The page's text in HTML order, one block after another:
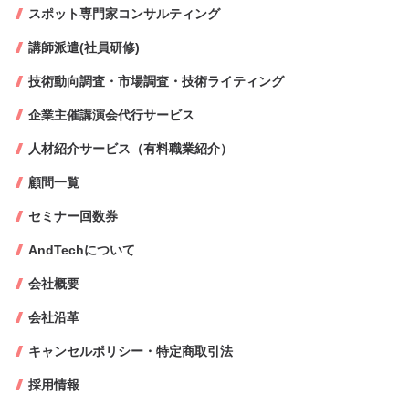
スポット専門家コンサルティング
講師派遣(社員研修)
技術動向調査・市場調査・技術ライティング
企業主催講演会代行サービス
人材紹介サービス（有料職業紹介）
顧問一覧
セミナー回数券
AndTechについて
会社概要
会社沿革
キャンセルポリシー・特定商取引法
採用情報